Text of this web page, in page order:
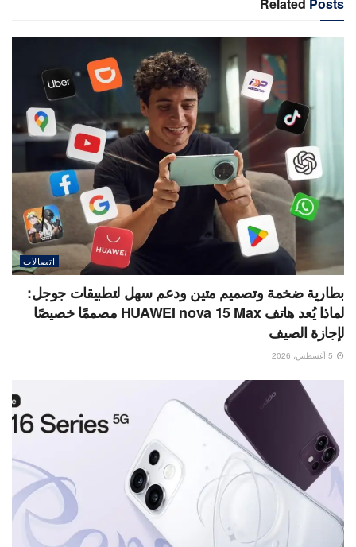
اتصالات
بطارية ضخمة وتصميم متين ودعم سهل لتطبيقات جوجل:
لماذا يُعد هاتف HUAWEI nova 15 Max مصممًا خصيصًا
لإجازة الصيف